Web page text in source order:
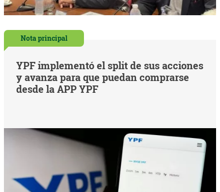
Nota principal
YPF implementó el split de sus acciones
y avanza para que puedan comprarse
desde la APP YPF